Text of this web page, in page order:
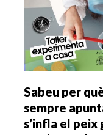
Sabeu per
sempre
s’infla el